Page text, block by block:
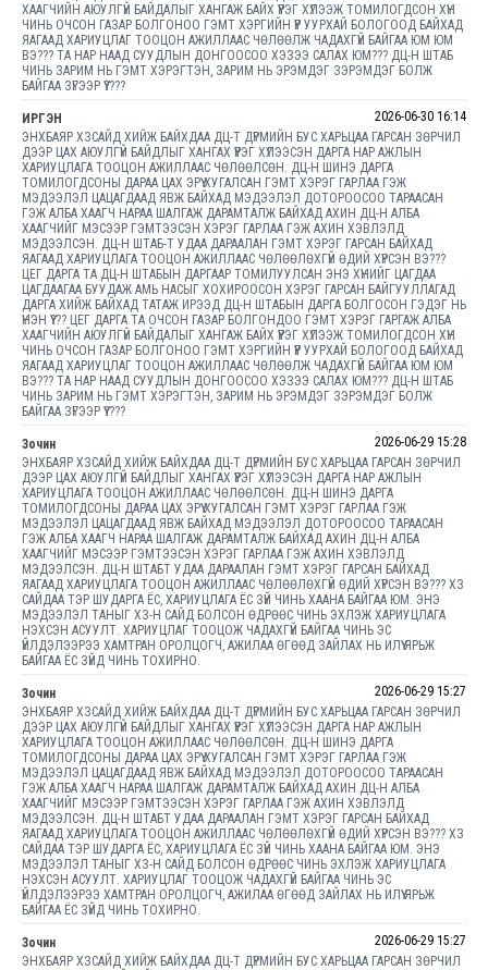
ХААГЧИЙН АЮУЛГҮЙ БАЙДАЛЫГ ХАНГАЖ БАЙХ ҮҮРЭГ ХҮЛЭЭЖ ТОМИЛОГДСОН ХҮН
ЧИНЬ ОЧСОН ГАЗАР БОЛГОНОО ГЭМТ ХЭРГИЙН ҮҮР УУРХАЙ БОЛОГООД БАЙХАД
ЯАГААД ХАРИУЦЛАГ ТООЦОН АЖИЛЛААС ЧӨЛӨӨЛЖ ЧАДАХГҮЙ БАЙГАА ЮМ ЮМ
ВЭ??? ТА НАР НААД СУУДЛЫН ДОНГООСОО ХЭЗЭЭ САЛАХ ЮМ??? ДЦ-Н ШТАБ
ЧИНЬ ЗАРИМ НЬ ГЭМТ ХЭРЭГТЭН, ЗАРИМ НЬ ЭРЭМДЭГ ЗЭРЭМДЭГ БОЛЖ
БАЙГАА ЗҮГЭЭР ҮҮ????
ИРГЭН
2026-06-30 16:14
ЭНХБАЯР ХЗСАЙД ХИЙЖ БАЙХДАА ДЦ-Т ДҮРМИЙН БУС ХАРЬЦАА ГАРСАН ЗӨРЧИЛ
ДЭЭР ЦАХ АЮУЛГҮЙ БАЙДЛЫГ ХАНГАХ ҮҮРЭГ ХҮЛЭЭСЭН ДАРГА НАР АЖЛЫН
ХАРИУЦЛАГА ТООЦОН АЖИЛЛААС ЧӨЛӨӨЛСӨН. ДЦ-Н ШИНЭ ДАРГА
ТОМИЛОГДСОНЫ ДАРАА ЦАХ ЭРҮҮ ХУГАЛСАН ГЭМТ ХЭРЭГ ГАРЛАА ГЭЖ
МЭДЭЭЛЭЛ ЦАЦАГДААД ЯВЖ БАЙХАД МЭДЭЭЛЭЛ ДОТОРООСОО ТАРААСАН
ГЭЖ АЛБА ХААГЧ НАРАА ШАЛГАЖ ДАРАМТАЛЖ БАЙХАД АХИН ДЦ-Н АЛБА
ХААГЧИЙГ МЭСЭЭР ГЭМТЭЭСЭН ХЭРЭГ ГАРЛАА ГЭЖ АХИН ХЭВЛЭЛД
МЭДЭЭЛСЭН. ДЦ-Н ШТАБ-Т УДАА ДАРААЛАН ГЭМТ ХЭРЭГ ГАРСАН БАЙХАД
ЯАГААД ХАРИУЦЛАГА ТООЦОН АЖИЛЛААС ЧӨЛӨӨЛӨХГҮЙ ӨДИЙ ХҮРСЭН ВЭ???
ЦЕГ ДАРГА ТА ДЦ-Н ШТАБЫН ДАРГААР ТОМИЛУУЛСАН ЭНЭ ХҮНИЙГ ЦАГДАА
ЦАГДААГАА БУУДАЖ АМЬ НАСЫГ ХОХИРООСОН ХЭРЭГ ГАРСАН БАЙГУУЛЛАГАД
ДАРГА ХИЙЖ БАЙХАД ТАТАЖ ИРЭЭД ДЦ-Н ШТАБЫН ДАРГА БОЛГОСОН ГЭДЭГ НЬ
ҮНЭН ҮҮ??? ЦЕГ ДАРГА ТА ОЧСОН ГАЗАР БОЛГОНДОО ГЭМТ ХЭРЭГ ГАРГАЖ АЛБА
ХААГЧИЙН АЮУЛГҮЙ БАЙДАЛЫГ ХАНГАЖ БАЙХ ҮҮРЭГ ХҮЛЭЭЖ ТОМИЛОГДСОН ХҮН
ЧИНЬ ОЧСОН ГАЗАР БОЛГОНОО ГЭМТ ХЭРГИЙН ҮҮР УУРХАЙ БОЛОГООД БАЙХАД
ЯАГААД ХАРИУЦЛАГ ТООЦОН АЖИЛЛААС ЧӨЛӨӨЛЖ ЧАДАХГҮЙ БАЙГАА ЮМ ЮМ
ВЭ??? ТА НАР НААД СУУДЛЫН ДОНГООСОО ХЭЗЭЭ САЛАХ ЮМ??? ДЦ-Н ШТАБ
ЧИНЬ ЗАРИМ НЬ ГЭМТ ХЭРЭГТЭН, ЗАРИМ НЬ ЭРЭМДЭГ ЗЭРЭМДЭГ БОЛЖ
БАЙГАА ЗҮГЭЭР ҮҮ????
Зочин
2026-06-29 15:28
ЭНХБАЯР ХЗСАЙД ХИЙЖ БАЙХДАА ДЦ-Т ДҮРМИЙН БУС ХАРЬЦАА ГАРСАН ЗӨРЧИЛ
ДЭЭР ЦАХ АЮУЛГҮЙ БАЙДЛЫГ ХАНГАХ ҮҮРЭГ ХҮЛЭЭСЭН ДАРГА НАР АЖЛЫН
ХАРИУЦЛАГА ТООЦОН АЖИЛЛААС ЧӨЛӨӨЛСӨН. ДЦ-Н ШИНЭ ДАРГА
ТОМИЛОГДСОНЫ ДАРАА ЦАХ ЭРҮҮ ХУГАЛСАН ГЭМТ ХЭРЭГ ГАРЛАА ГЭЖ
МЭДЭЭЛЭЛ ЦАЦАГДААД ЯВЖ БАЙХАД МЭДЭЭЛЭЛ ДОТОРООСОО ТАРААСАН
ГЭЖ АЛБА ХААГЧ НАРАА ШАЛГАЖ ДАРАМТАЛЖ БАЙХАД АХИН ДЦ-Н АЛБА
ХААГЧИЙГ МЭСЭЭР ГЭМТЭЭСЭН ХЭРЭГ ГАРЛАА ГЭЖ АХИН ХЭВЛЭЛД
МЭДЭЭЛСЭН. ДЦ-Н ШТАБТ УДАА ДАРААЛАН ГЭМТ ХЭРЭГ ГАРСАН БАЙХАД
ЯАГААД ХАРИУЦЛАГА ТООЦОН АЖИЛЛААС ЧӨЛӨӨЛӨХГҮЙ ӨДИЙ ХҮРСЭН ВЭ??? ХЗ
САЙДАА ТЭР ШУДАРГА ЁС, ХАРИУЦЛАГА ЁС ЗҮЙ ЧИНЬ ХААНА БАЙГАА ЮМ. ЭНЭ
МЭДЭЭЛЭЛ ТАНЫГ ХЗ-Н САЙД БОЛСОН ӨДРӨӨС ЧИНЬ ЭХЛЭЖ ХАРИУЦЛАГА
НЭХСЭН АСУУЛТ. ХАРИУЦЛАГ ТООЦОЖ ЧАДАХГҮЙ БАЙГАА ЧИНЬ ЭС
ҮЙЛДЭЛЭЭРЭЭ ХАМТРАН ОРОЛЦОГЧ, АЖИЛАА ӨГӨӨД ЗАЙЛАХ НЬ ИЛҮҮ ЯРЬЖ
БАЙГАА ЁС ЗҮЙД ЧИНЬ ТОХИРНО.
Зочин
2026-06-29 15:27
ЭНХБАЯР ХЗСАЙД ХИЙЖ БАЙХДАА ДЦ-Т ДҮРМИЙН БУС ХАРЬЦАА ГАРСАН ЗӨРЧИЛ
ДЭЭР ЦАХ АЮУЛГҮЙ БАЙДЛЫГ ХАНГАХ ҮҮРЭГ ХҮЛЭЭСЭН ДАРГА НАР АЖЛЫН
ХАРИУЦЛАГА ТООЦОН АЖИЛЛААС ЧӨЛӨӨЛСӨН. ДЦ-Н ШИНЭ ДАРГА
ТОМИЛОГДСОНЫ ДАРАА ЦАХ ЭРҮҮ ХУГАЛСАН ГЭМТ ХЭРЭГ ГАРЛАА ГЭЖ
МЭДЭЭЛЭЛ ЦАЦАГДААД ЯВЖ БАЙХАД МЭДЭЭЛЭЛ ДОТОРООСОО ТАРААСАН
ГЭЖ АЛБА ХААГЧ НАРАА ШАЛГАЖ ДАРАМТАЛЖ БАЙХАД АХИН ДЦ-Н АЛБА
ХААГЧИЙГ МЭСЭЭР ГЭМТЭЭСЭН ХЭРЭГ ГАРЛАА ГЭЖ АХИН ХЭВЛЭЛД
МЭДЭЭЛСЭН. ДЦ-Н ШТАБТ УДАА ДАРААЛАН ГЭМТ ХЭРЭГ ГАРСАН БАЙХАД
ЯАГААД ХАРИУЦЛАГА ТООЦОН АЖИЛЛААС ЧӨЛӨӨЛӨХГҮЙ ӨДИЙ ХҮРСЭН ВЭ??? ХЗ
САЙДАА ТЭР ШУДАРГА ЁС, ХАРИУЦЛАГА ЁС ЗҮЙ ЧИНЬ ХААНА БАЙГАА ЮМ. ЭНЭ
МЭДЭЭЛЭЛ ТАНЫГ ХЗ-Н САЙД БОЛСОН ӨДРӨӨС ЧИНЬ ЭХЛЭЖ ХАРИУЦЛАГА
НЭХСЭН АСУУЛТ. ХАРИУЦЛАГ ТООЦОЖ ЧАДАХГҮЙ БАЙГАА ЧИНЬ ЭС
ҮЙЛДЭЛЭЭРЭЭ ХАМТРАН ОРОЛЦОГЧ, АЖИЛАА ӨГӨӨД ЗАЙЛАХ НЬ ИЛҮҮ ЯРЬЖ
БАЙГАА ЁС ЗҮЙД ЧИНЬ ТОХИРНО.
Зочин
2026-06-29 15:27
ЭНХБАЯР ХЗСАЙД ХИЙЖ БАЙХДАА ДЦ-Т ДҮРМИЙН БУС ХАРЬЦАА ГАРСАН ЗӨРЧИЛ